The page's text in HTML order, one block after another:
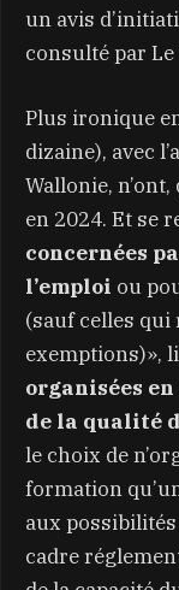
un avis
consulté par Le
Plus ironique
dizaine), avec
Wallonie,
en 2024. Et se
concernées
l’emploi ou
(sauf celles qui
exemptions)»,
organisées
de la qualité
le choix de
formation
aux
cadre